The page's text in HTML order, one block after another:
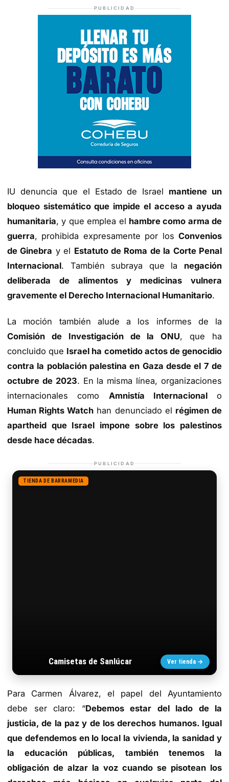
PUBLICIDAD
IU denuncia que el Estado de Israel mantiene un
bloqueo sistemático que impide el acceso a ayuda
humanitaria, y que emplea el hambre como arma de
guerra, prohibida expresamente por los Convenios
de Ginebra y el Estatuto de Roma de la Corte Penal
Internacional. También subraya que la negación
deliberada de alimentos y medicinas vulnera
gravemente el Derecho Internacional Humanitario.
La moción también alude a los informes de la
Comisión de Investigación de la ONU, que ha
concluido que Israel ha cometido actos de genocidio
contra la población palestina en Gaza desde el 7 de
octubre de 2023. En la misma línea, organizaciones
internacionales como Amnistía Internacionalo
Human Rights Watch han denunciado el régimen de
apartheid que Israel impone sobre los palestinos
desde hace décadas.
PUBLICIDAD
TIENDA DE BARRAMEDIA
Camisetas de Sanlúcar Ver tienda →
Para Carmen Álvarez, el papel del Ayuntamiento
debe ser claro: “Debemos estar del lado de la
justicia, de la paz y de los derechos humanos. Igual
que defendemos en lo local la vivienda, la sanidad y
la educación públicas, también tenemos la
obligación de alzar la voz cuando se pisotean los